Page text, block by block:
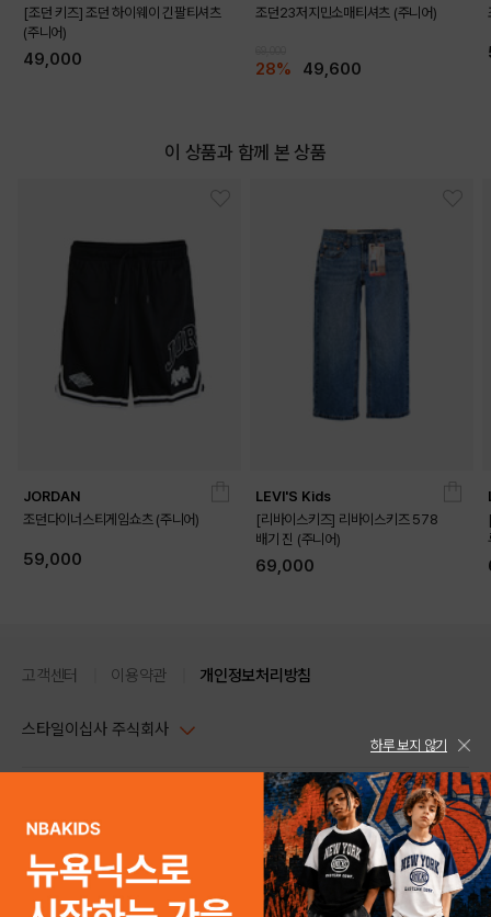
[조던 키즈] 조던 하이웨이 긴팔티셔츠
(주니어)
49,000
조던23저지민소매티셔츠 (주니어)
28% 49,600
이 상품과 함께 본 상품
JORDAN
조던다이너스티게임쇼츠 (주니어)
59,000
LEVI'S Kids
[리바이스키즈] 리바이스키즈 578
배기 진 (주니어)
69,000
고객센터 이용약관 개인정보처리방침
스타일이십사 주식회사
주소 : 서울시 강남구 논현로 633, 6층 (논현동, 한세엠케이빌딩)
사업자등록번호 : 116-81-32499
통신판매업신고번호 : 제 2024-서울강남-04239
스타일24 고객센터 1544-5336
평일 09:00~ 18:00 (토/일/공휴일 휴무)
help Email : help@style24.com
COPYRIGHTⓒ2021 STYLE24 ALL RIGHTS RESERVED.
하루 보지 않기